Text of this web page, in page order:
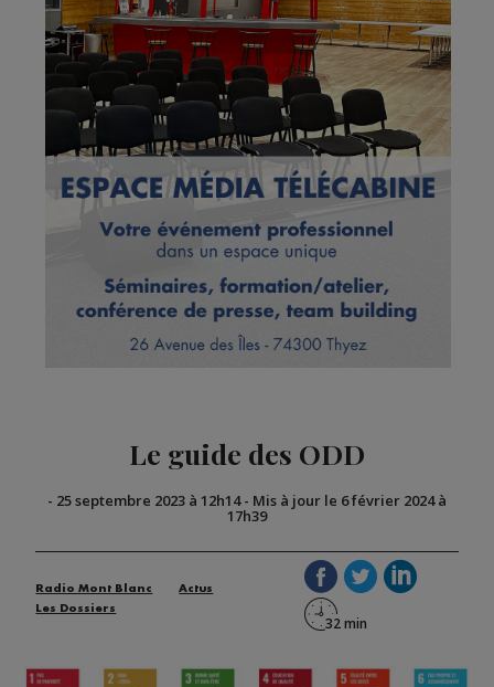
Le guide des ODD
- 25 septembre 2023 à 12h14- Mis à jour le 6 février 2024 à
17h39
Radio Mont Blanc
Actus
Les Dossiers